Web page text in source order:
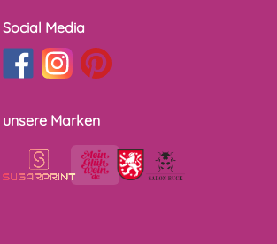
Social Media
unsere Marken